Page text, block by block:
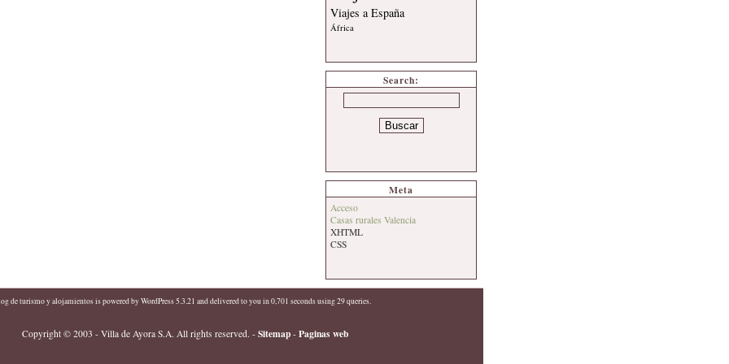
Viajes a España
África
Search:
Meta
Acceso
Casas rurales Valencia
XHTML
CSS
de turismo y alojamientosis powered byWordPress 5.3.21 and delivered to you in 0,701 seconds using 29 queries.
Copyright © 2003 - Villa de Ayora S.A. All rights reserved. - Sitemap - Paginas web